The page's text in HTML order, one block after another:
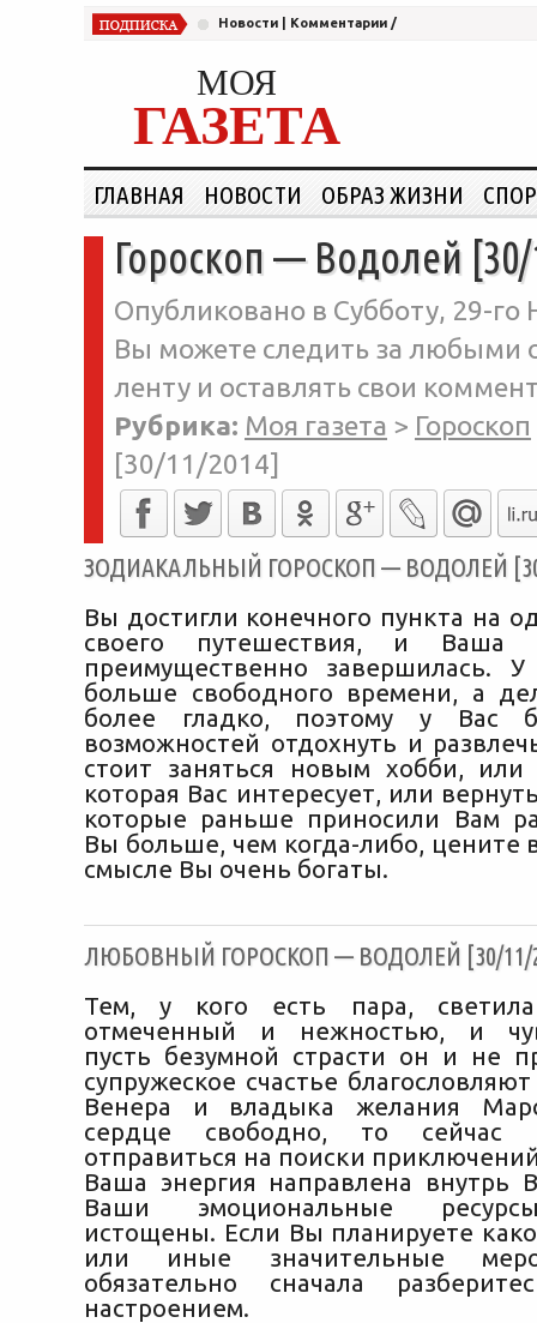
Новости Комментарии /
МОЯ
ГАЗЕТА
ГЛАВНАЯ НОВОСТИ ОБРАЗ ЖИЗНИ
Гороскоп — Водолей
Опубликовано в Субботу, 29-го
Вы можете следить за любыми
ленту и оставлять свои
Рубрика: Моя газета > Гороскоп
[30/11/2014]
ЗОДИАКАЛЬНЫЙ ГОРОСКОП — ВОДОЛЕЙ
Вы достигли конечного пункта на
своего путешествия, и Ваша
преимущественно завершилась. У
больше свободного времени, а
более гладко, поэтому у Вас
возможностей отдохнуть и
стоит заняться новым хобби, или
которая Вас интересует, или
которые раньше приносили Вам
Вы больше, чем когда-либо, цените
смысле Вы очень богаты.
ЛЮБОВНЫЙ ГОРОСКОП — ВОДОЛЕЙ [30/11/
Тем, у кого есть пара,
отмеченный и нежностью, и
пусть безумной страсти он и не
супружеское счастье
Венера и владыка желания
сердце свободно, то сейчас
отправиться на поиски
Ваша энергия направлена внутрь
Ваши эмоциональные
истощены. Если Вы планируете
или иные значительные
обязательно сначала
настроением.